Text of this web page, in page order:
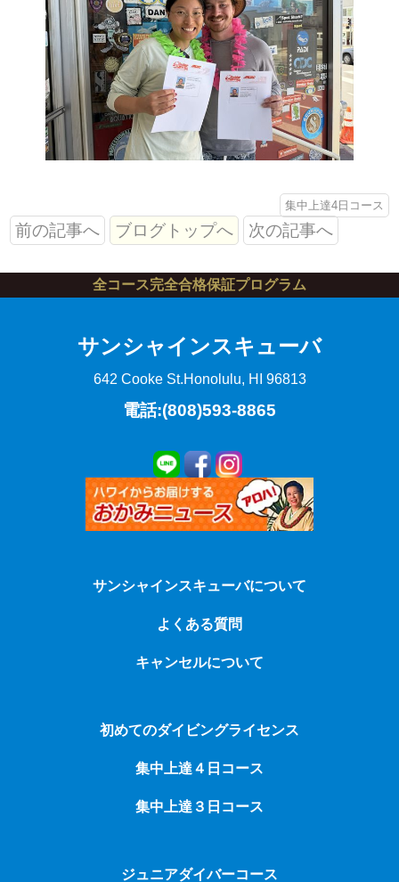
集中上達4日コース
前の記事へ ブログトップへ 次の記事へ
全コース完全合格保証プログラム
サンシャインスキューバ
642 Cooke St.Honolulu, HI 96813
電話:(808)593-8865
サンシャインスキューバについて
よくある質問
キャンセルについて
初めてのダイビングライセンス
集中上達４日コース
集中上達３日コース
ジュニアダイバーコース